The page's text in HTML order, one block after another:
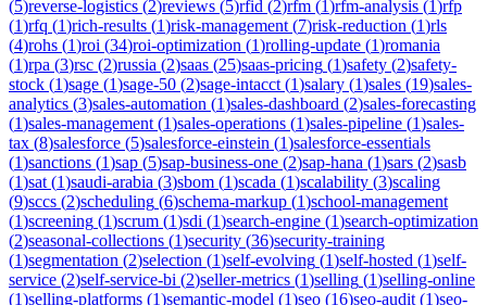
(5)reverse-logistics (2)reviews (5)rfid (2)rfm (1)rfm-analysis (1)rfp
(1)rfq (1)rich-results (1)risk-management (7)risk-reduction (1)rls
(4)rohs (1)roi (34)roi-optimization (1)rolling-update (1)romania
(1)rpa (3)rsc (2)russia (2)saas (25)saas-pricing (1)safety (2)safety-
stock (1)sage (1)sage-50 (2)sage-intacct (1)salary (1)sales (19)sales-
analytics (3)sales-automation (1)sales-dashboard (2)sales-forecasting
(1)sales-management (1)sales-operations (1)sales-pipeline (1)sales-
tax (8)salesforce (5)salesforce-einstein (1)salesforce-essentials
(1)sanctions (1)sap (5)sap-business-one (2)sap-hana (1)sars (2)sasb
(1)sat (1)saudi-arabia (3)sbom (1)scada (1)scalability (3)scaling
(9)sccs (2)scheduling (6)schema-markup (1)school-management
(1)screening (1)scrum (1)sdi (1)search-engine (1)search-optimization
(2)seasonal-collections (1)security (36)security-training
(1)segmentation (2)selection (1)self-evolving (1)self-hosted (1)self-
service (2)self-service-bi (2)seller-metrics (1)selling (1)selling-online
(1)selling-platforms (1)semantic-model (1)seo (16)seo-audit (1)seo-